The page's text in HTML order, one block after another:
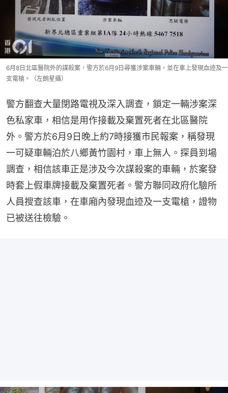
6月8日北區醫院外的謀殺案，警方於6月9日尋獲涉案車輛，並在車上發現血迹及一
支電槍。（左朗星攝）
警方翻查大量閉路電視及深入調查，鎖定一輛涉案深
色私家車，相信是用作接載及棄置死者在北區醫院
外。警方於6月9日晚上約7時接獲市民報案，稱發現
一可疑車輛泊於八鄉黃竹園村，車上無人。探員到場
調查，相信該車正是涉及今次謀殺案的車輛，於案發
時套上假車牌接載及棄置死者。警方聯同政府化驗所
人員搜查該車，在車廂內發現血迹及一支電槍，證物
已被送往檢驗。